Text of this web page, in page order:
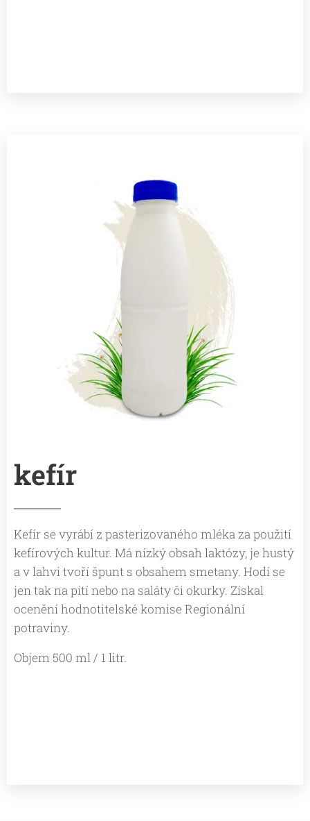
kefír
Kefír se vyrábí z pasterizovaného mléka za použití
kefírových kultur. Má nízký obsah laktózy, je hustý
a v lahvi tvoří špunt s obsahem smetany. Hodí se
jen tak na pití nebo na saláty či okurky. Získal
ocenění hodnotitelské komise Regionální
potraviny.
Objem 500 ml / 1 litr.